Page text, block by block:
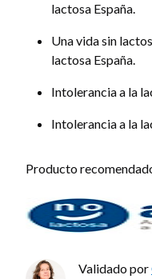
lactosa España.
Una vida sin
lactosa España.
Intolerancia a la
Intolerancia a la
Producto
Validado por